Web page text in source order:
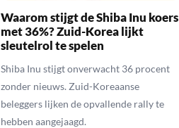
Waarom stijgt de Shiba Inu koers
met 36%? Zuid-Korea lijkt
sleutelrol te spelen
Shiba Inu stijgt onverwacht 36 procent
zonder nieuws. Zuid-Koreaanse
beleggers lijken de opvallende rally te
hebben aangejaagd.